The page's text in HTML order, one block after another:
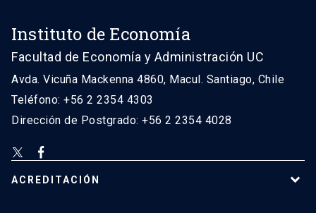
Instituto de Economía
Facultad de Economía y Administración UC
Avda. Vicuña Mackenna 4860, Macul. Santiago, Chile
Teléfono: +56 2 2354 4303
Dirección de Postgrado: +56 2 2354 4028
ACREDITACIÓN